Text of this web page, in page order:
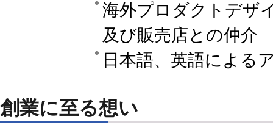
海外プロダクトデザ
及び販売店との仲介
日本語、英語による
創業に至る想い